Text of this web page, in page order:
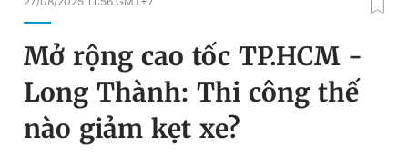
Chuyên mục
Chuyên mục khác
Đổi mật khẩu
Tin đã lưu
Tin đã xem
Mở rộng cao tốc TP.HCM -
Long Thành: Thi công thế
nào giảm kẹt xe?